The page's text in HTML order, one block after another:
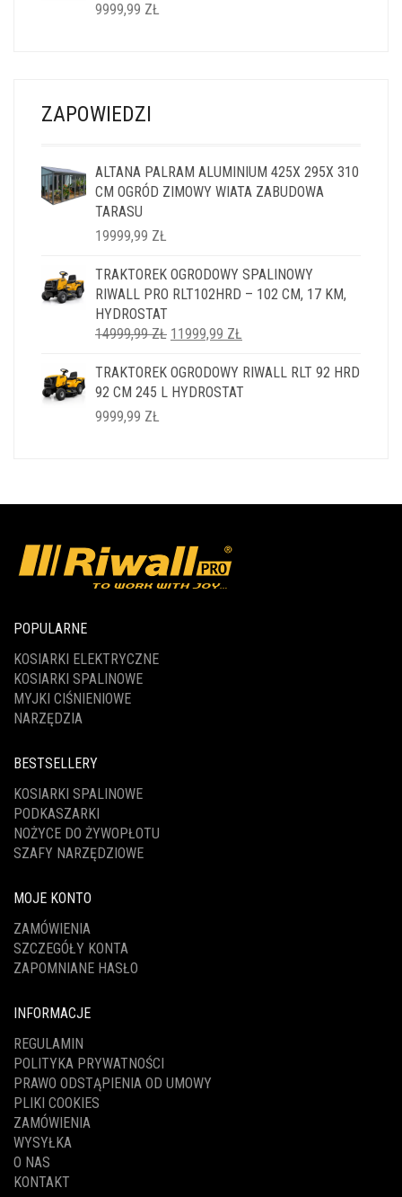
9999,99 ZŁ
ZAPOWIEDZI
ALTANA PALRAM ALUMINIUM 425X 295X 310
CM OGRÓD ZIMOWY WIATA ZABUDOWA
TARASU
19999,99 ZŁ
TRAKTOREK OGRODOWY SPALINOWY
RIWALL PRO RLT102HRD – 102 CM, 17 KM,
HYDROSTAT
14999,99ZŁ PIERWOTNA
WYNOSIŁA:
14999,99 ZŁ.
11999,99 ZŁ
WYNOSI:
11999,99 ZŁ.
TRAKTOREK OGRODOWY RIWALL RLT 92 HRD
92 CM 245 L HYDROSTAT
9999,99 ZŁ
POPULARNE
KOSIARKI ELEKTRYCZNE
KOSIARKI SPALINOWE
MYJKI CIŚNIENIOWE
NARZĘDZIA
BESTSELLERY
KOSIARKI SPALINOWE
PODKASZARKI
NOŻYCE DO ŻYWOPŁOTU
SZAFY NARZĘDZIOWE
MOJE KONTO
ZAMÓWIENIA
SZCZEGÓŁY KONTA
ZAPOMNIANE HASŁO
INFORMACJE
REGULAMIN
POLITYKA PRYWATNOŚCI
PRAWO ODSTĄPIENIA OD UMOWY
PLIKI COOKIES
ZAMÓWIENIA
WYSYŁKA
O NAS
KONTAKT